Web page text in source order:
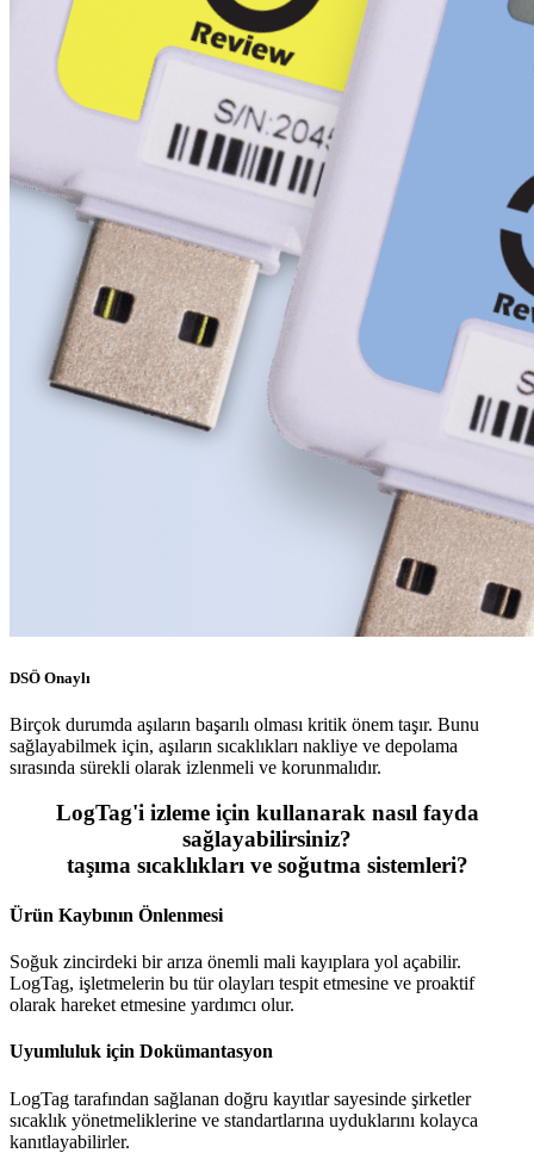
DSÖ Onaylı
Birçok durumda aşıların başarılı olması kritik önem taşır. Bunu
sağlayabilmek için, aşıların sıcaklıkları nakliye ve depolama
sırasında sürekli olarak izlenmeli ve korunmalıdır.
LogTag'i izleme için kullanarak nasıl fayda
sağlayabilirsiniz?
taşıma sıcaklıkları ve soğutma sistemleri?
Ürün Kaybının Önlenmesi
Soğuk zincirdeki bir arıza önemli mali kayıplara yol açabilir.
LogTag, işletmelerin bu tür olayları tespit etmesine ve proaktif
olarak hareket etmesine yardımcı olur.
Uyumluluk için Dokümantasyon
LogTag tarafından sağlanan doğru kayıtlar sayesinde şirketler
sıcaklık yönetmeliklerine ve standartlarına uyduklarını kolayca
kanıtlayabilirler.